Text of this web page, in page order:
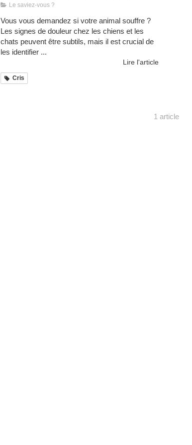
Le saviez-vous ?
Vous vous demandez si votre animal souffre ?
Les signes de douleur chez les chiens et les
chats peuvent être subtils, mais il est crucial de
les identifier ...
Lire l'article
Cris
1 article